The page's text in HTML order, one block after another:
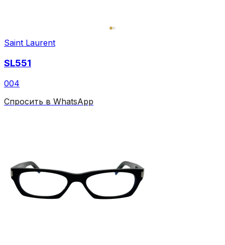
Saint Laurent
SL551
004
Спросить в WhatsApp